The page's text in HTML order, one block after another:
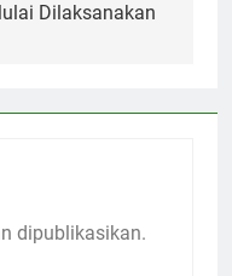
Dilaksanakan
dipublikasikan.